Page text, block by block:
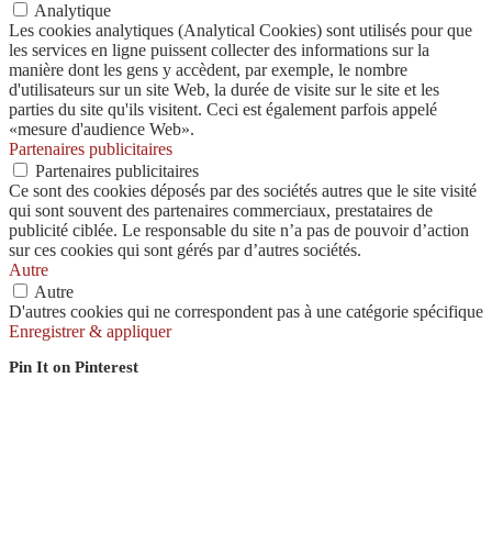
Analytique
Les cookies analytiques (Analytical Cookies) sont utilisés pour que
les services en ligne puissent collecter des informations sur la
manière dont les gens y accèdent, par exemple, le nombre
d'utilisateurs sur un site Web, la durée de visite sur le site et les
parties du site qu'ils visitent. Ceci est également parfois appelé
«mesure d'audience Web».
Partenaires publicitaires
Partenaires publicitaires
Ce sont des cookies déposés par des sociétés autres que le site visité
qui sont souvent des partenaires commerciaux, prestataires de
publicité ciblée. Le responsable du site n’a pas de pouvoir d’action
sur ces cookies qui sont gérés par d’autres sociétés.
Autre
Autre
D'autres cookies qui ne correspondent pas à une catégorie spécifique
Enregistrer & appliquer
Pin It on Pinterest